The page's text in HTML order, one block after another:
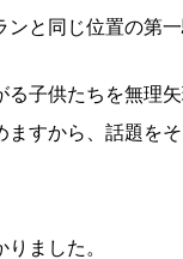
と同じ位置の第
子供たちを無理矢
すから、話題を
ました。